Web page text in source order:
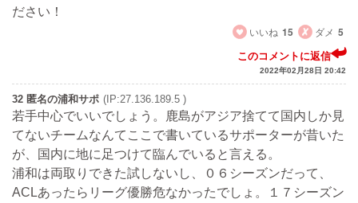
ださい！
いいね 15 ダメ 5
このコメントに返信
2022年02月28日 20:42
32 匿名の浦和サポ (IP:27.136.189.5 )
若手中心でいいでしょう。鹿島がアジア捨てて国内しか見
てないチームなんてここで書いているサポーターが昔いた
が、国内に地に足つけて臨んでいると言える。
浦和は両取りできた試しないし、０６シーズンだって、
ACLあったらリーグ優勝危なかったでしょ。１７シーズン